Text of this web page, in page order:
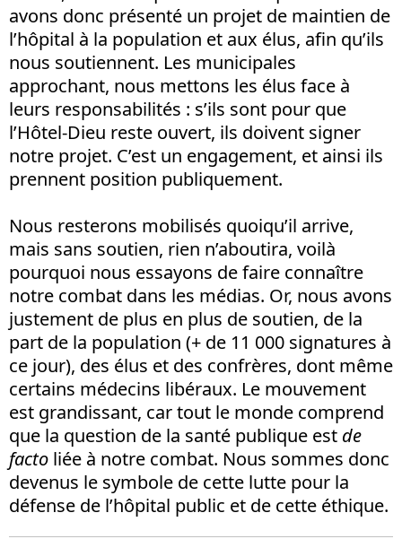
avons donc présenté un projet de maintien de
l’hôpital à la population et aux élus, afin qu’ils
nous soutiennent. Les municipales
approchant, nous mettons les élus face à
leurs responsabilités : s’ils sont pour que
l’Hôtel-Dieu reste ouvert, ils doivent signer
notre projet. C’est un engagement, et ainsi ils
prennent position publiquement.
Nous resterons mobilisés quoiqu’il arrive,
mais sans soutien, rien n’aboutira, voilà
pourquoi nous essayons de faire connaître
notre combat dans les médias. Or, nous avons
justement de plus en plus de soutien, de la
part de la population (+ de 11 000 signatures à
ce jour), des élus et des confrères, dont même
certains médecins libéraux. Le mouvement
est grandissant, car tout le monde comprend
que la question de la santé publique est de
facto liée à notre combat. Nous sommes donc
devenus le symbole de cette lutte pour la
défense de l’hôpital public et de cette éthique.